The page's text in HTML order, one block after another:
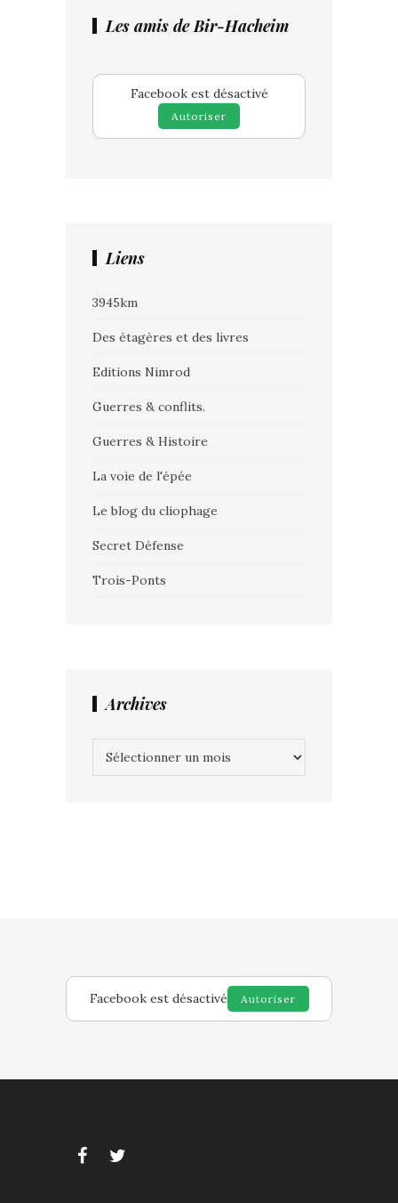
Les amis de Bir-Hacheim
Facebook est désactivé
Autoriser
Liens
3945km
Des étagères et des livres
Editions Nimrod
Guerres & conflits.
Guerres & Histoire
La voie de l'épée
Le blog du cliophage
Secret Défense
Trois-Ponts
Archives
Facebook est désactivé Autoriser